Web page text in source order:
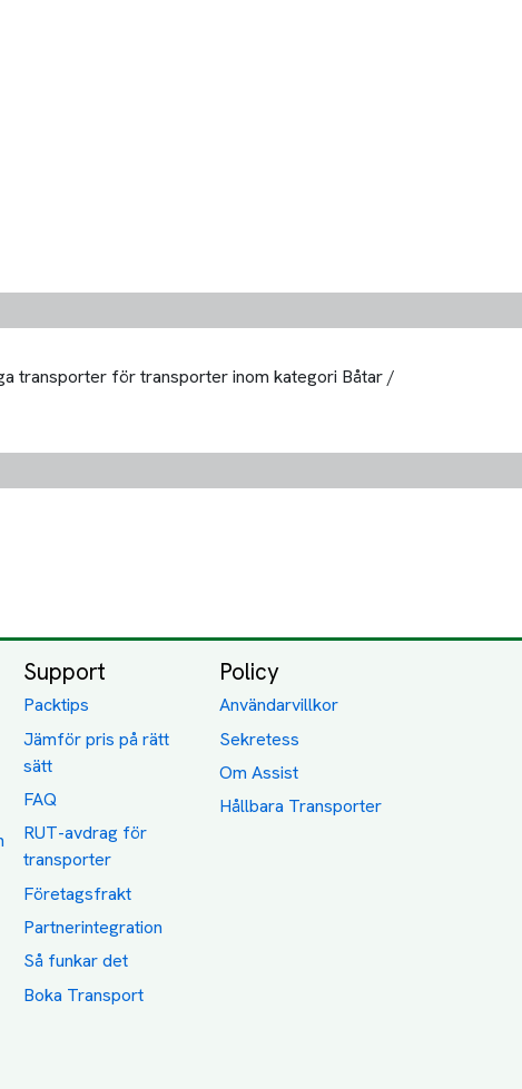
transporter för transporter inom kategori Båtar /
Support
Packtips
Jämför pris på rätt
sätt
FAQ
RUT-avdrag för
transporter
Företagsfrakt
Partnerintegration
Så funkar det
Boka Transport
Policy
Användarvillkor
Sekretess
Om Assist
Hållbara Transporter